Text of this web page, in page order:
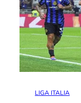
LIGA ITALIA